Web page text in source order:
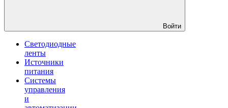
Войти
Светодиодные
ленты
Источники
питания
Системы
управления
и